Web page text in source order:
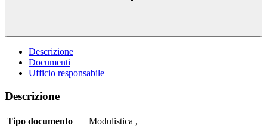
Descrizione
Documenti
Ufficio responsabile
Descrizione
Tipo documento Modulistica ,